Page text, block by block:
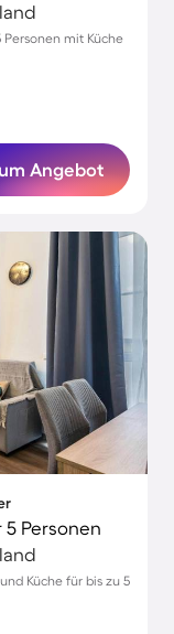
mit Küche
Angebot
Personen
Küche für bis zu 5